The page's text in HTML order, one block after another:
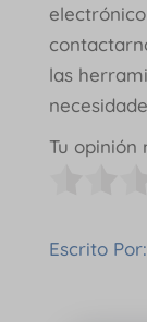
las
Tu opinión
Escrito